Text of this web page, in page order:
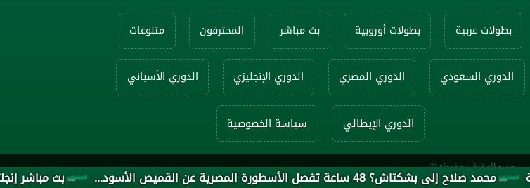
بث مباشر إنجلترا محمد صلاح إلى بشكتاش؟ 48 ساعة تفصل الأسطورة المصرية عن القميص الأسود...
بطولات عربية بطولات أوروبية بث مباشر المحترفون متنوعات
الدوري السعودي الدوري المصري الدوري الإنجليزي الدوري الأسباني
الدوري الإيطالي سياسة الخصوصية
جميع الحقوق محفوظة ©